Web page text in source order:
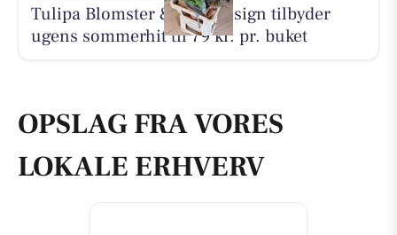
Tulipa Blomster & Havedesign tilbyder
ugens sommerhit til 79 kr. pr. buket
OPSLAG FRA VORES
LOKALE ERHVERV